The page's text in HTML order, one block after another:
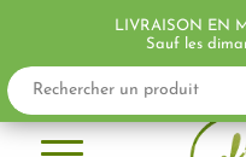
LIVRAISON EN
Sauf les